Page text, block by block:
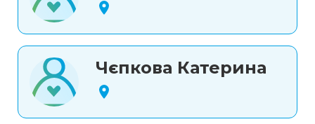
Чєпкова Катерина